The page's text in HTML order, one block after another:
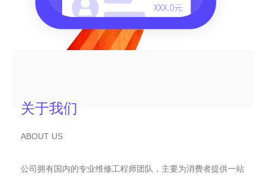
关于我们
ABOUT US
公司拥有国内的专业维修工程师团队，主要为消费者提供一站